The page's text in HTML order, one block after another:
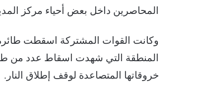
المحاصرين داخل بعض أحياء مركز
وكانت القوات المشتركة اسقطت
المنطقة التي شهدت اسقاط عدد من
خروقاتها المتصاعدة لوقف إطلاق النار.